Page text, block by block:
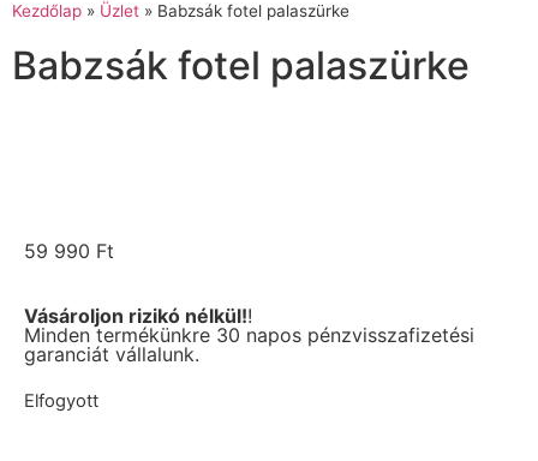
Kezdőlap » Üzlet » Babzsák fotel palaszürke
Babzsák fotel palaszürke
59 990 Ft
Vásároljon rizikó nélkül!!
Minden termékünkre 30 napos pénzvisszafizetési
garanciát vállalunk.
Elfogyott